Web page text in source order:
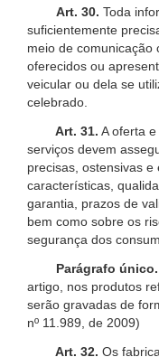
Art. 30. Toda
suficientemente
meio de comunicação
oferecidos ou
veicular ou dela se
celebrado.
Art. 31. A oferta
serviços devem
precisas, ostensivas
características,
garantia, prazos de
bem como sobre os
segurança dos
Parágrafo único.
artigo, nos produtos
serão gravadas de
nº 11.989, de 2009)
Art. 32. Os